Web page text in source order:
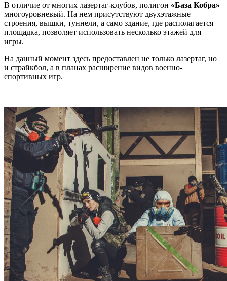
В отличие от многих лазертаг-клубов, полигон «База Кобра»
многоуровневый. На нем присутствуют двухэтажные
строения, вышки, туннели, а само здание, где располагается
площадка, позволяет использовать несколько этажей для
игры.
На данный момент здесь предоставлен не только лазертаг, но
и страйкбол, а в планах расширение видов военно-
спортивных игр.